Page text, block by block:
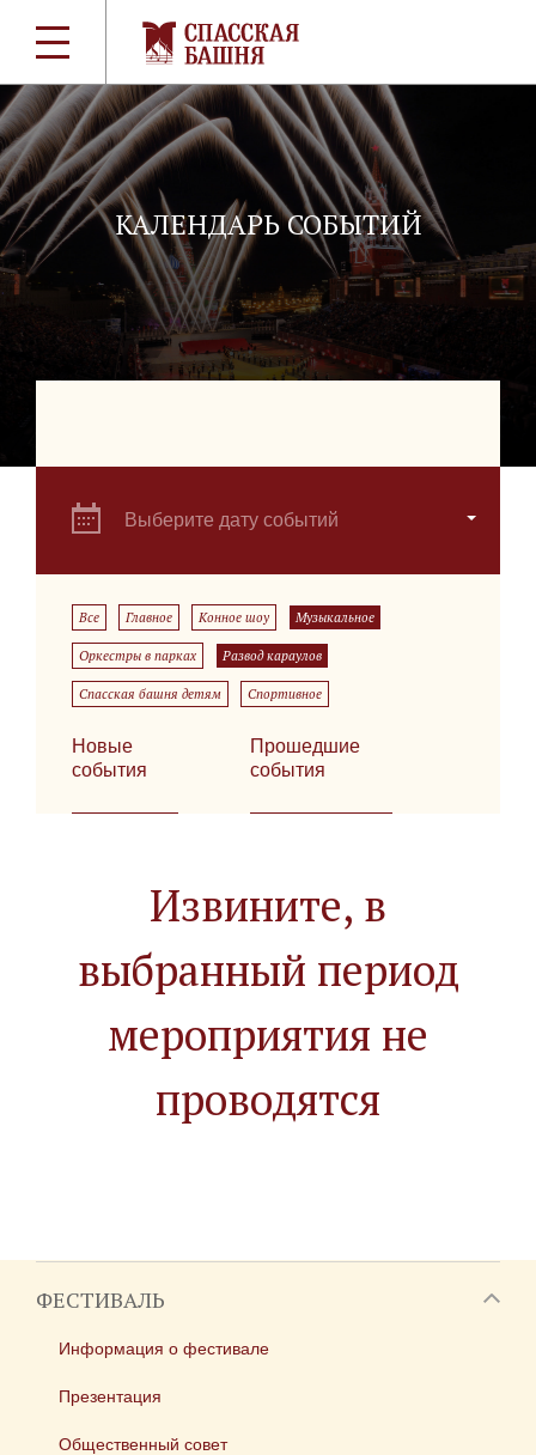
КАЛЕНДАРЬ СОБЫТИЙ
Выберите дату событий
Все Главное Конное шоу Музыкальное
Оркестры в парках Развод караулов
Спасская башня детям Спортивное
Новые
события
Прошедшие
события
Извините, в
выбранный период
мероприятия не
проводятся
ФЕСТИВАЛЬ
Информация о фестивале
Презентация
Общественный совет